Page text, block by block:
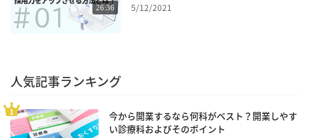
26:36 5/12/2021
人気記事ランキング
今から開業するなら何科がベスト？開業しやす
い診療科およびそのポイント